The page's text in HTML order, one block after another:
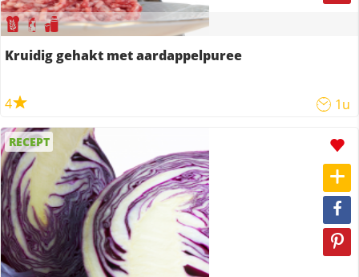
Kruidig gehakt met aardappelpuree
4 1u
RECEPT